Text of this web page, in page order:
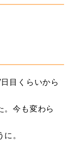
目くらいから
。今も変わら
。